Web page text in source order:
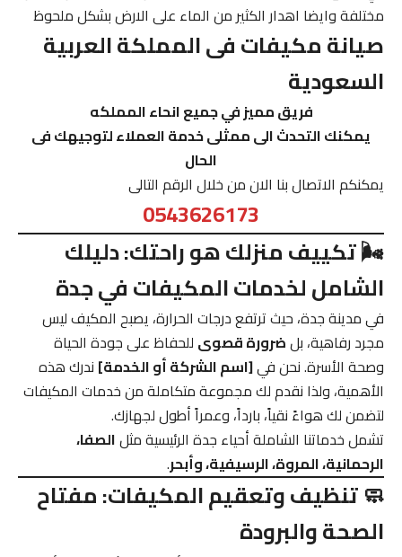
مختلفة وايضا اهدار الكثير من الماء على الارض بشكل ملحوظ
صيانة مكيفات فى المملكة العربية
السعودية
فريق مميز في جميع انحاء المملكه
يمكنك التحدث الى ممثلى خدمة العملاء لتوجيهك فى
الحال
يمكنكم الاتصال بنا الان من خلال الرقم التالى
0543626173
🌬️ تكييف منزلك هو راحتك: دليلك
الشامل لخدمات المكيفات في جدة
في مدينة جدة، حيث ترتفع درجات الحرارة، يصبح المكيف ليس
مجرد رفاهية، بلضرورة قصوى للحفاظ على جودة الحياة
وصحة الأسرة. نحن في[اسم الشركة أو الخدمة] ندرك هذه
الأهمية، ولذا نقدم لك مجموعة متكاملة من خدمات المكيفات
لتضمن لك هواءً نقياً، بارداً، وعمراً أطول لجهازك.
تشمل خدماتنا الشاملة أحياء جدة الرئيسية مثلالصفا،
الرحمانية، المروة، الرسيفية، وأبحر.
🧼 تنظيف وتعقيم المكيفات: مفتاح
الصحة والبرودة